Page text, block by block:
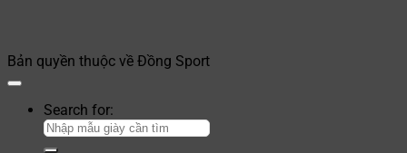
Bản quyền thuộc về Đồng Sport
Search for: